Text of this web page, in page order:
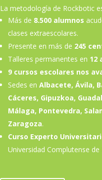
La metodología de Rockbotic
Más de 8.500 alumnos
clases extraescolares.
Presente en más de 245
Talleres permanentes en 12
9 cursos escolares nos
Sedes en Albacete, Ávila,
Cáceres, Gipuzkoa,
Málaga, Pontevedra,
Zaragoza.
Curso Experto
Universidad Complutense de